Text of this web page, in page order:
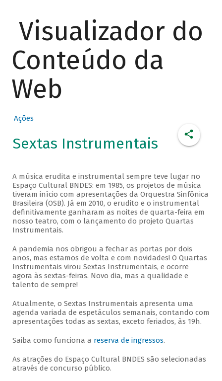
Visualizador do
Conteúdo da
Web
Ações
Sextas Instrumentais
A música erudita e instrumental sempre teve lugar no
Espaço Cultural BNDES: em 1985, os projetos de música
tiveram início com apresentações da Orquestra Sinfônica
Brasileira (OSB). Já em 2010, o erudito e o instrumental
definitivamente ganharam as noites de quarta-feira em
nosso teatro, com o lançamento do projeto Quartas
Instrumentais.
A pandemia nos obrigou a fechar as portas por dois
anos, mas estamos de volta e com novidades! O Quartas
Instrumentais virou Sextas Instrumentais, e ocorre
agora às sextas-feiras. Novo dia, mas a qualidade e
talento de sempre!
Atualmente, o Sextas Instrumentais apresenta uma
agenda variada de espetáculos semanais, contando com
apresentações todas as sextas, exceto feriados, às 19h.
Saiba como funciona a reserva de ingressos.
As atrações do Espaço Cultural BNDES são selecionadas
através de concurso público.